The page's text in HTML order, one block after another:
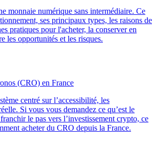
monnaie numérique sans intermédiaire. Ce
ses principaux types, les raisons de
pratiques pour l'acheter, la conserver en
les opportunités et les risques.
(CRO) en France
centré sur l’accessibilité, les
Si vous vous demandez ce qu’est le
le pas vers l’investissement crypto, ce
acheter du CRO depuis la France.